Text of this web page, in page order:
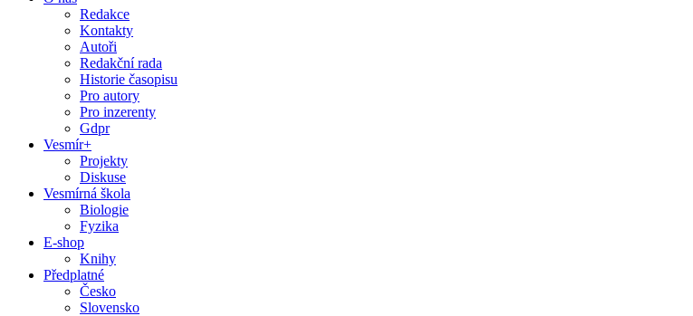
Redakce
Kontakty
Autoři
Redakční rada
Historie časopisu
Pro autory
Pro inzerenty
Gdpr
Vesmír+
Projekty
Diskuse
Vesmírná škola
Biologie
Fyzika
E-shop
Knihy
Předplatné
Česko
Slovensko